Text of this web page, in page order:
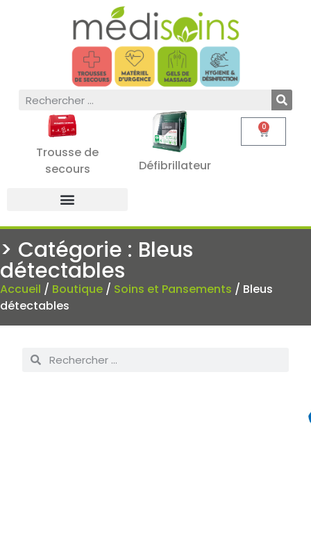
Trousse de
secours
Défibrillateur
0
> Catégorie : Bleus
détectables
Accueil / Boutique / Soins et Pansements / Bleus
détectables